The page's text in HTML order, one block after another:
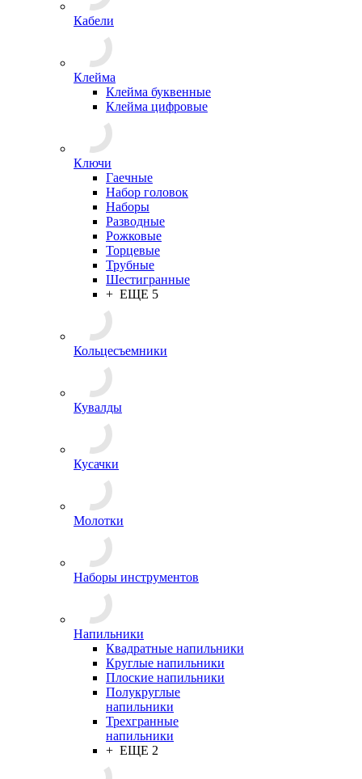
Кабели
Клейма
Клейма буквенные
Клейма цифровые
Ключи
Гаечные
Набор головок
Наборы
Разводные
Рожковые
Торцевые
Трубные
Шестигранные
+ ЕЩЕ 5
Кольцесъемники
Кувалды
Кусачки
Молотки
Наборы инструментов
Напильники
Квадратные напильники
Круглые напильники
Плоские напильники
Полукруглые
напильники
Трехгранные
напильники
+ ЕЩЕ 2